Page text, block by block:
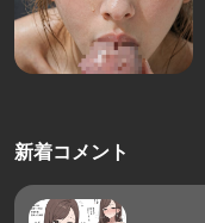
新着コメント